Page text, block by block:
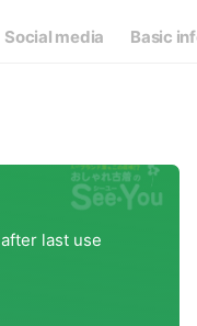
Social media Basic